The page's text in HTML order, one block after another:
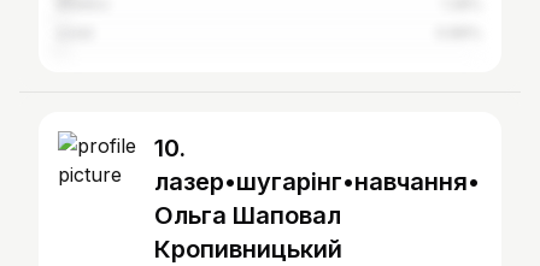
10.
лазер•шугарінг•навчання•
Ольга Шаповал
Кропивницький